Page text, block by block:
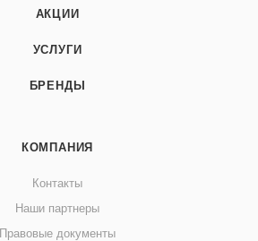
АКЦИИ
УСЛУГИ
БРЕНДЫ
КОМПАНИЯ
Контакты
Наши партнеры
Правовые документы